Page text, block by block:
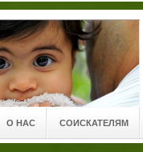
О НАС СОИСКАТЕЛЯМ